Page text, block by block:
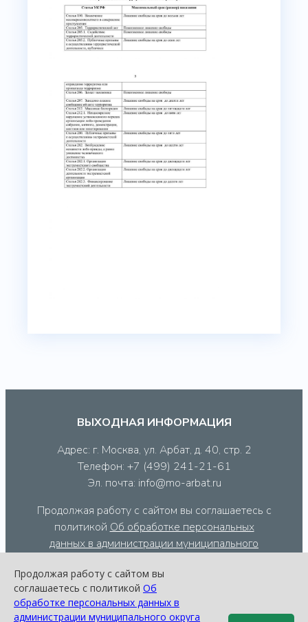
ВЫХОДНАЯ ИНФОРМАЦИЯ
Адрес: г. Москва, ул. Арбат, д. 40, стр. 2
Телефон: +7 (499) 241-21-61
Эл. почта: info@mo-arbat.ru
Продолжая работу с сайтом вы соглашаетесь с
политикой Об обработке персональных
данных в администрации муниципального
использует cookie-файлы и сервис веб-
аналитики Яндекс Метрика.
Продолжая работу с сайтом вы
соглашаетесь с политикой Об
обработке персональных данных в
администрации муниципального округа